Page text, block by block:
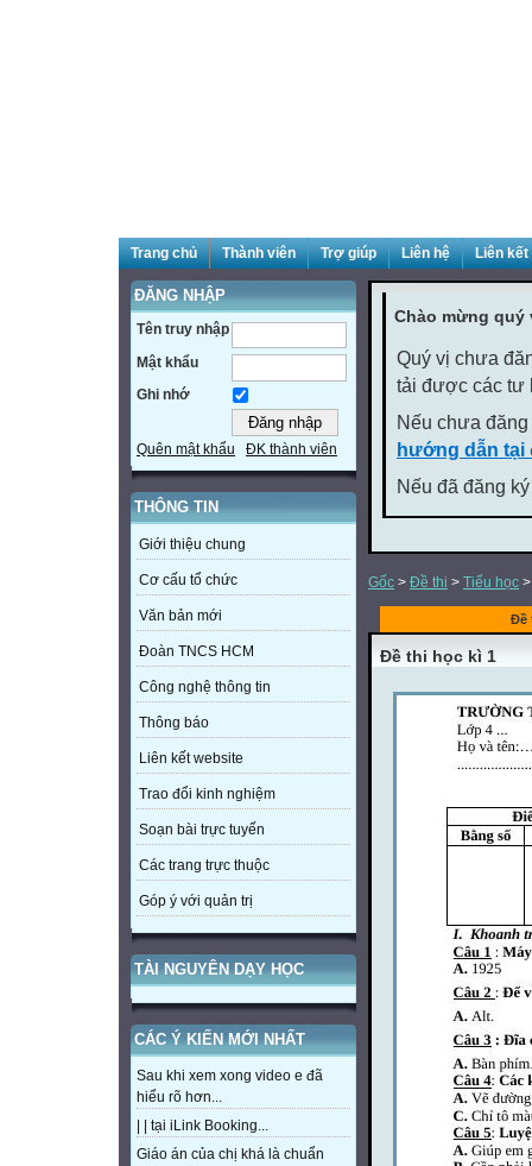
Trang chủ Thành viên Trợ giúp Liên hệ Liên
ĐĂNG NHẬP
Tên truy nhập
Mật khẩu
Ghi nhớ
Quên mật khẩu ĐK thành viên
THÔNG TIN
Giới thiệu chung
Cơ cấu tổ chức
Văn bản mới
Đoàn TNCS HCM
Công nghệ thông tin
Thông báo
Liên kết website
Trao đổi kinh nghiệm
Soạn bài trực tuyến
Các trang trực thuộc
Góp ý với quản trị
TÀI NGUYÊN DẠY HỌC
CÁC Ý KIẾN MỚI NHẤT
Sau khi xem xong video e đã
hiểu rõ hơn...
| | tại iLink Booking...
Giáo án của chị khá là chuẩn
Chào mừng quý
Quý vị chưa
tải được các tư
Nếu chưa
hướng dẫn tại
Nếu đã đăng
Gốc > Đề thi > Tiểu học
Đề
Đề thi học kì 1